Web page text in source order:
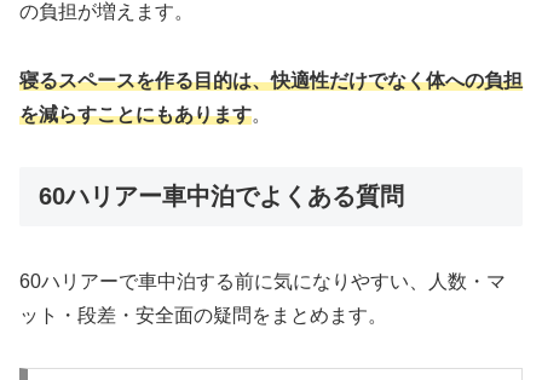
の負担が増えます。
寝るスペースを作る目的は、快適性だけでなく体への負担
を減らすことにもあります。
60ハリアー車中泊でよくある質問
60ハリアーで車中泊する前に気になりやすい、人数・マ
ット・段差・安全面の疑問をまとめます。